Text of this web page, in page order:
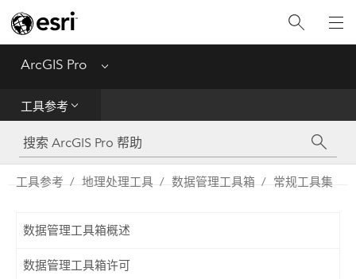
ArcGIS Pro Menu
工具参考
工具参考
Python
工具参考 地理处理工具 数据管理工具箱 常规工具集
数据管理工具箱概述
数据管理工具箱许可